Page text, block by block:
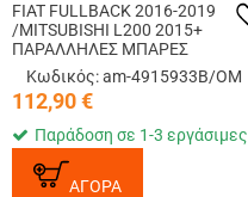
FIAT FULLBACK 2016-2019
/MITSUBISHI L200 2015+
ΠΑΡΑΛΛΗΛΕΣ ΜΠΑΡΕΣ
ΟΡΟΦΗΣ ΑΛΟΥΜΙΝΙΟΥ ΜΑΥΡΕΣ
SOLID OMTEC - 2 TEM.
Κωδικός: am-4915933B/OM
112,90€
Παράδοση σε 1-3 εργάσιμες
ΑΓΟΡΑ